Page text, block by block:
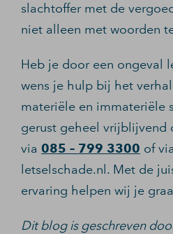
slachtoffer met de
niet alleen met woorden
Heb je door een ongeval
wens je hulp bij het
materiële en immateriële
gerust geheel vrijblijvend
via 085 – 799 3300 of
letselschade.nl. Met de
ervaring helpen wij je
Dit blog is geschreven